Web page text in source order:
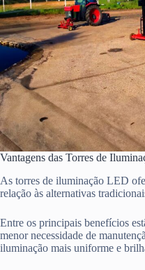
Vantagens das Torres de
As torres de iluminação LED
relação às alternativas
Entre os principais benefícios
menor necessidade de
iluminação mais uniforme e